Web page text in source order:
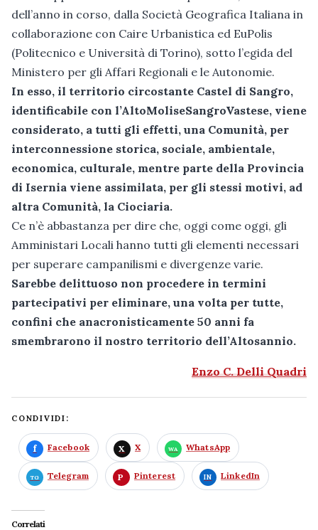
dell’anno in corso, dalla Società Geografica Italiana in
collaborazione con Caire Urbanistica ed EuPolis
(Politecnico e Università di Torino), sotto l’egida del
Ministero per gli Affari Regionali e le Autonomie.
In esso, il territorio circostante Castel di Sangro,
identificabile con l’AltoMoliseSangroVastese, viene
considerato, a tutti gli effetti, una Comunità, per
interconnessione storica, sociale, ambientale,
economica, culturale, mentre parte della Provincia
di Isernia viene assimilata, per gli stessi motivi, ad
altra Comunità, la Ciociaria.
Ce n’è abbastanza per dire che, oggi come oggi, gli
Amministari Locali hanno tutti gli elementi necessari
per superare campanilismi e divergenze varie.
Sarebbe delittuoso non procedere in termini
partecipativi per eliminare, una volta per tutte,
confini che anacronisticamente 50 anni fa
smembrarono il nostro territorio dell’Altosannio.
Enzo C. Delli Quadri
CONDIVIDI:
Facebook X WhatsApp
Telegram Pinterest LinkedIn
Correlati